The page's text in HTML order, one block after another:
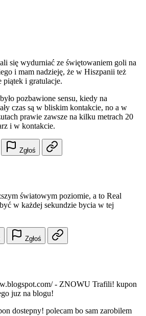
się wydurniać ze świętowaniem goli na
i mam nadzieję, że w Hiszpanii też
piątek i gratulacje.
pozbawione sensu, kiedy na
czas są w bliskim kontakcie, no a w
prawie zawsze na kilku metrach 20
i w kontakcie.
Zgłoś
światowym poziomie, a to Real
w każdej sekundzie bycia w tej
Zgłoś
- ZNOWU Trafili! kupon
juz na blogu!
dostepny! polecam bo sam zarobilem